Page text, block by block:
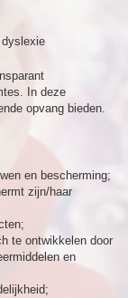
In deze
opvang bieden.
en bescherming;
zijn/haar
te ontwikkelen door
en